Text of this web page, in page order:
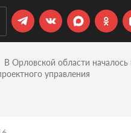
В Орловской области началось
управления